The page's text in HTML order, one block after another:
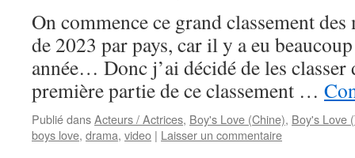
On commence ce grand classement
de 2023 par pays, car il y a eu
année… Donc j’ai décidé de les classer
première partie de ce classement …
Publié dansActeurs / Actrices, Boy's Love (Chine), Boy's Love
boys love, drama, video | Laisser un commentaire